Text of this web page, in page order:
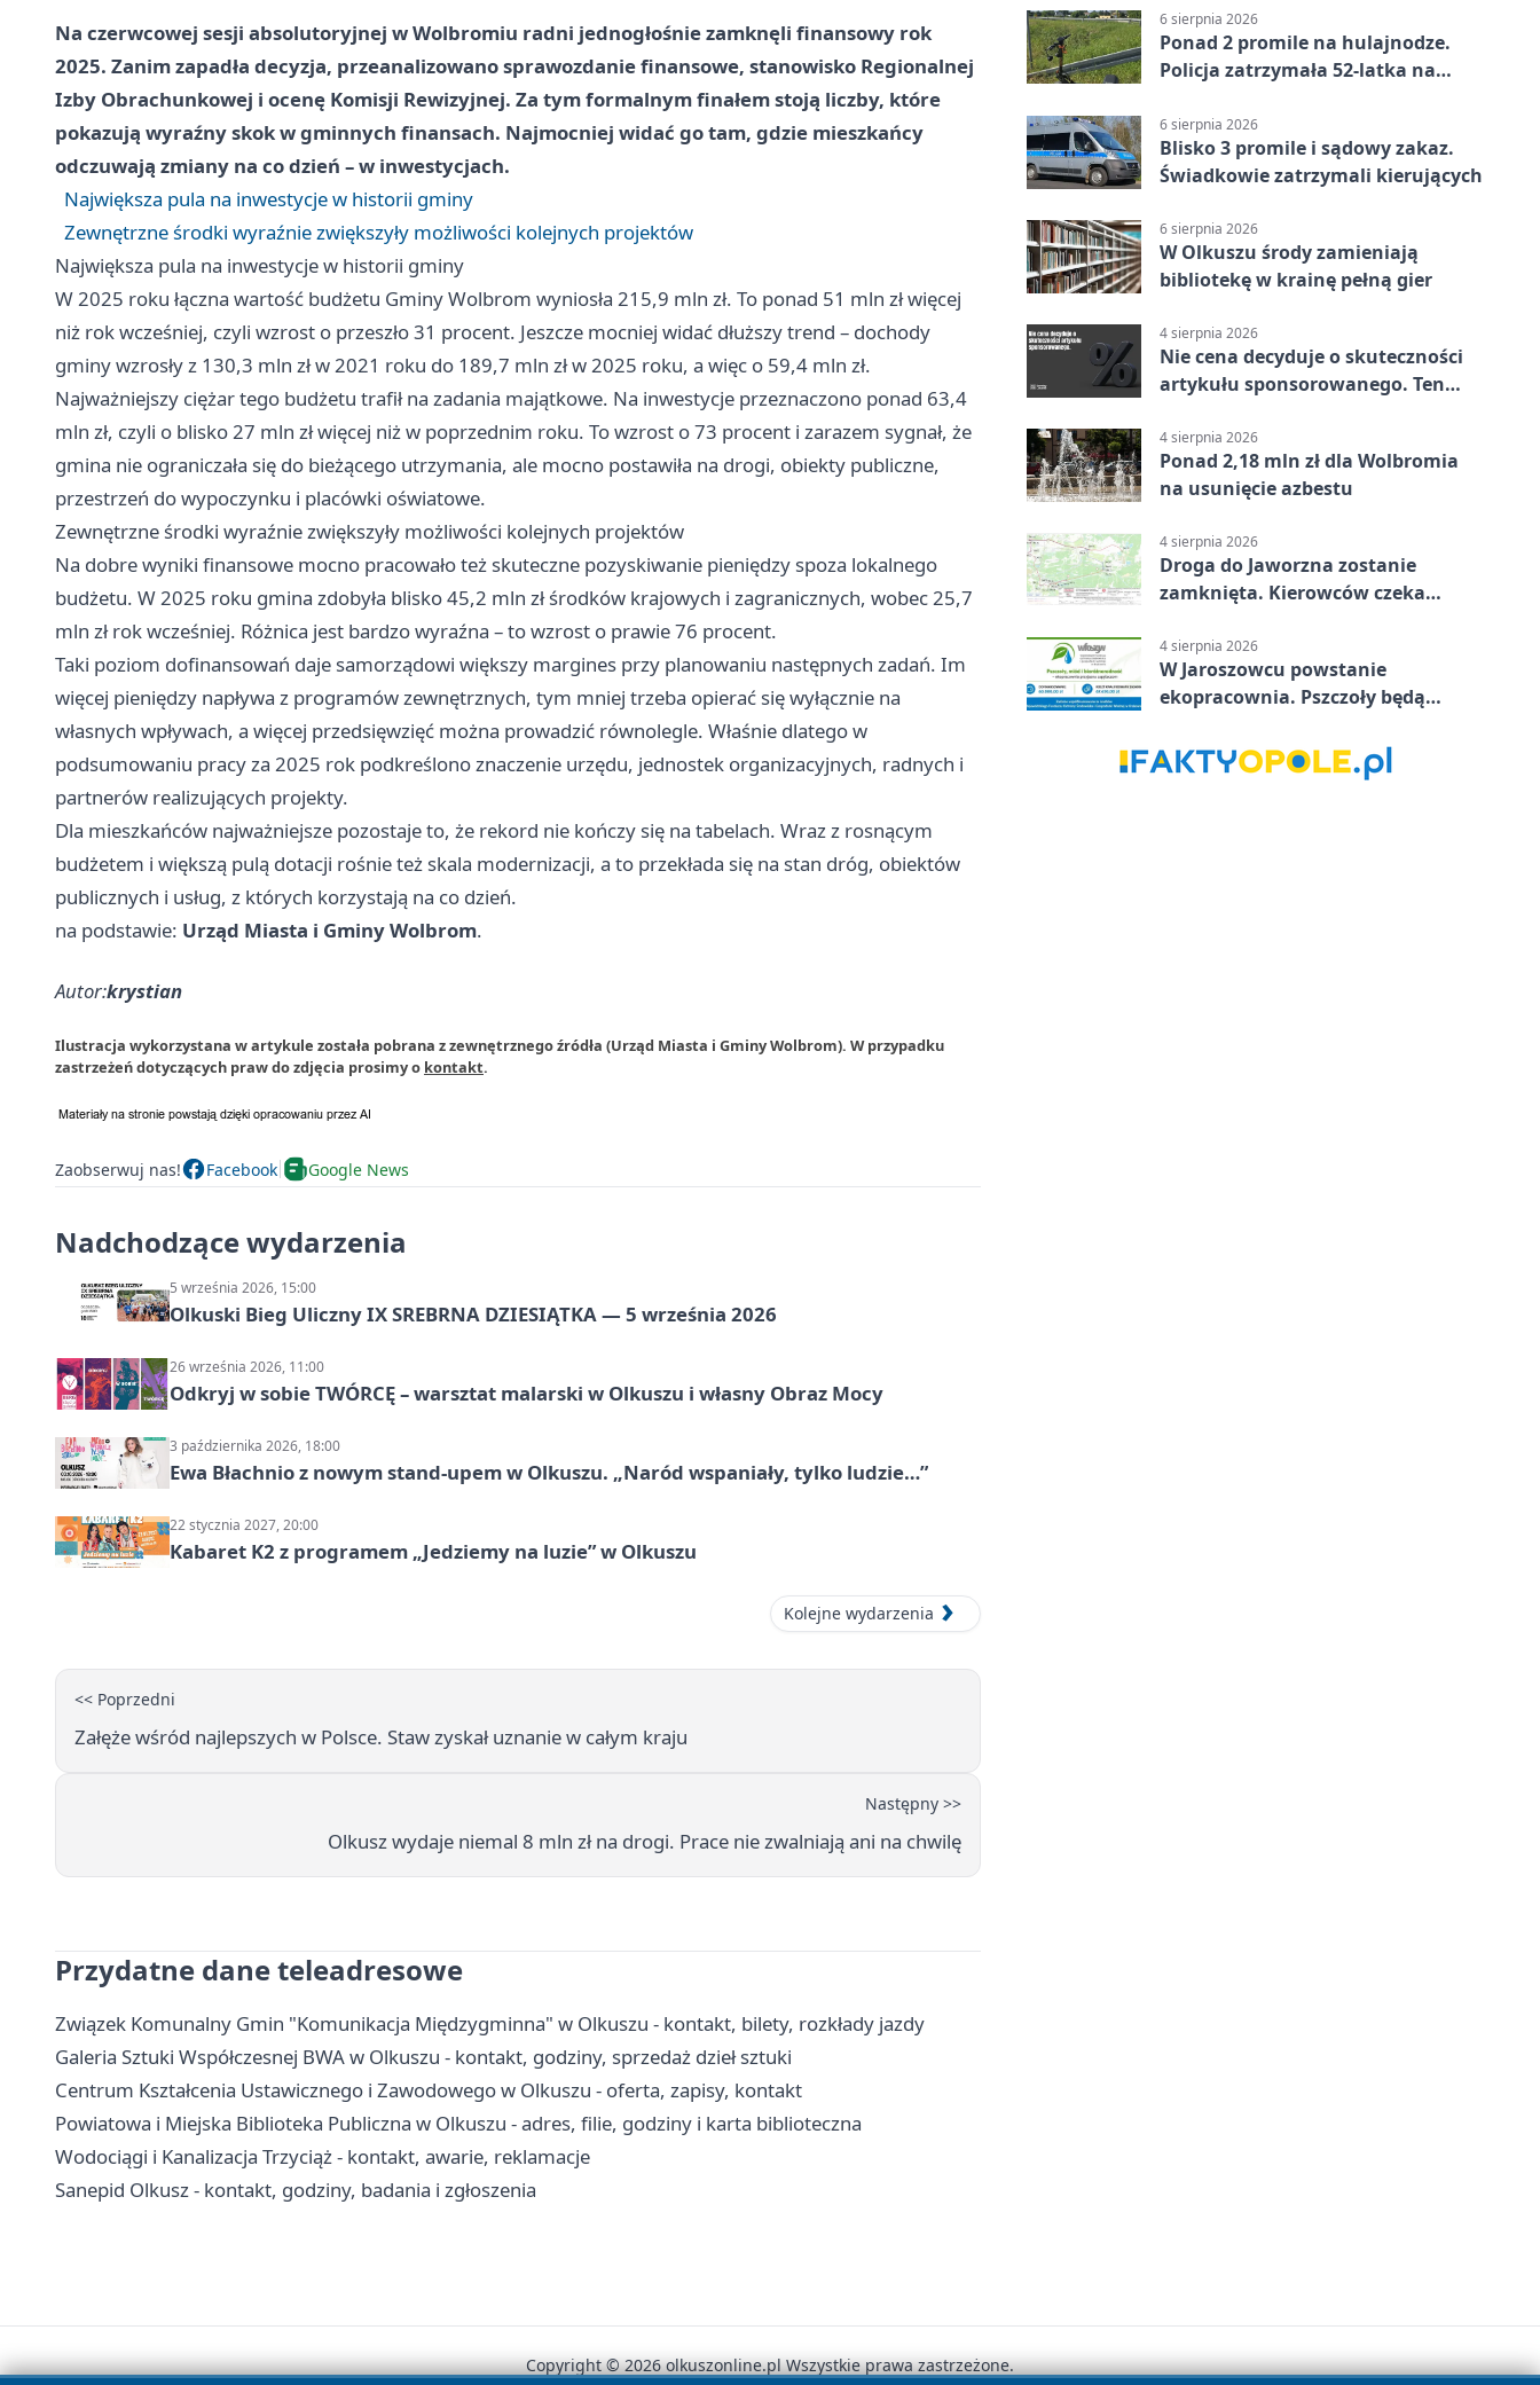
Na czerwcowej sesji absolutoryjnej w Wolbromiu radni jednogłośnie zamknęli finansowy rok
2025. Zanim zapadła decyzja, przeanalizowano sprawozdanie finansowe, stanowisko Regionalnej
Izby Obrachunkowej i ocenę Komisji Rewizyjnej. Za tym formalnym finałem stoją liczby, które
pokazują wyraźny skok w gminnych finansach. Najmocniej widać go tam, gdzie mieszkańcy
odczuwają zmiany na co dzień – w inwestycjach.
Największa pula na inwestycje w historii gminy
Zewnętrzne środki wyraźnie zwiększyły możliwości kolejnych projektów
Największa pula na inwestycje w historii gminy
W 2025 roku łączna wartość budżetu Gminy Wolbrom wyniosła 215,9 mln zł. To ponad 51 mln zł więcej
niż rok wcześniej, czyli wzrost o przeszło 31 procent. Jeszcze mocniej widać dłuższy trend – dochody
gminy wzrosły z 130,3 mln zł w 2021 roku do 189,7 mln zł w 2025 roku, a więc o 59,4 mln zł.
Najważniejszy ciężar tego budżetu trafił na zadania majątkowe. Na inwestycje przeznaczono ponad 63,4
mln zł, czyli o blisko 27 mln zł więcej niż w poprzednim roku. To wzrost o 73 procent i zarazem sygnał, że
gmina nie ograniczała się do bieżącego utrzymania, ale mocno postawiła na drogi, obiekty publiczne,
przestrzeń do wypoczynku i placówki oświatowe.
Zewnętrzne środki wyraźnie zwiększyły możliwości kolejnych projektów
Na dobre wyniki finansowe mocno pracowało też skuteczne pozyskiwanie pieniędzy spoza lokalnego
budżetu. W 2025 roku gmina zdobyła blisko 45,2 mln zł środków krajowych i zagranicznych, wobec 25,7
mln zł rok wcześniej. Różnica jest bardzo wyraźna – to wzrost o prawie 76 procent.
Taki poziom dofinansowań daje samorządowi większy margines przy planowaniu następnych zadań. Im
więcej pieniędzy napływa z programów zewnętrznych, tym mniej trzeba opierać się wyłącznie na
własnych wpływach, a więcej przedsięwzięć można prowadzić równolegle. Właśnie dlatego w
podsumowaniu pracy za 2025 rok podkreślono znaczenie urzędu, jednostek organizacyjnych, radnych i
partnerów realizujących projekty.
Dla mieszkańców najważniejsze pozostaje to, że rekord nie kończy się na tabelach. Wraz z rosnącym
budżetem i większą pulą dotacji rośnie też skala modernizacji, a to przekłada się na stan dróg, obiektów
publicznych i usług, z których korzystają na co dzień.
na podstawie: Urząd Miasta i Gminy Wolbrom.
Autor:krystian
Ilustracja wykorzystana w artykule została pobrana z zewnętrznego źródła (Urząd Miasta i Gminy Wolbrom). W przypadku
zastrzeżeń dotyczących praw do zdjęcia prosimy o kontakt.
Zaobserwuj nas! Facebook Google News
Nadchodzące wydarzenia
5 września 2026, 15:00
Olkuski Bieg Uliczny IX SREBRNA DZIESIĄTKA — 5 września 2026
26 września 2026, 11:00
Odkryj w sobie TWÓRCĘ – warsztat malarski w Olkuszu i własny Obraz Mocy
3 października 2026, 18:00
Ewa Błachnio z nowym stand-upem w Olkuszu. „Naród wspaniały, tylko ludzie…”
22 stycznia 2027, 20:00
Kabaret K2 z programem „Jedziemy na luzie” w Olkuszu
Kolejne wydarzenia
<< Poprzedni
Załęże wśród najlepszych w Polsce. Staw zyskał uznanie w całym kraju
Następny >>
Olkusz wydaje niemal 8 mln zł na drogi. Prace nie zwalniają ani na chwilę
Przydatne dane teleadresowe
Związek Komunalny Gmin "Komunikacja Międzygminna" w Olkuszu - kontakt, bilety, rozkłady jazdy
Galeria Sztuki Współczesnej BWA w Olkuszu - kontakt, godziny, sprzedaż dzieł sztuki
Centrum Kształcenia Ustawicznego i Zawodowego w Olkuszu - oferta, zapisy, kontakt
Powiatowa i Miejska Biblioteka Publiczna w Olkuszu - adres, filie, godziny i karta biblioteczna
Wodociągi i Kanalizacja Trzyciąż - kontakt, awarie, reklamacje
Sanepid Olkusz - kontakt, godziny, badania i zgłoszenia
6 sierpnia 2026
Ponad 2 promile na hulajnodze.
Policja zatrzymała 52-latka na
6 sierpnia 2026
Blisko 3 promile i sądowy zakaz.
Świadkowie zatrzymali kierujących
6 sierpnia 2026
W Olkuszu środy zamieniają
bibliotekę w krainę pełną gier
4 sierpnia 2026
Nie cena decyduje o skuteczności
artykułu sponsorowanego. Ten
4 sierpnia 2026
Ponad 2,18 mln zł dla Wolbromia
na usunięcie azbestu
4 sierpnia 2026
Droga do Jaworzna zostanie
zamknięta. Kierowców czeka
4 sierpnia 2026
W Jaroszowcu powstanie
ekopracownia. Pszczoły będą
Copyright © 2026 olkuszonline.pl Wszystkie prawa zastrzeżone.